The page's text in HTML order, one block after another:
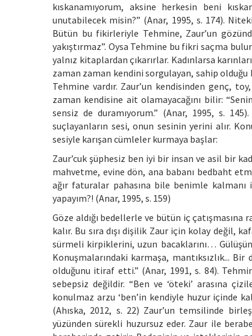
kıskanamıyorum, aksine herkesin beni
unutabilecek misin?” (Anar, 1995, s. 174).
Bütün bu fikirleriyle Tehmine, Zaur’un
yakıştırmaz”. Oysa Tehmine bu fikri saçma
yalnız kitaplardan çıkarırlar. Kadınlarsa
zaman zaman kendini sorgulayan, sahip
Tehmine vardır. Zaur’un kendisinden genç,
zaman kendisine ait olamayacağını bilir:
sensiz de duramıyorum.” (Anar, 1995, s.
suçlayanların sesi, onun sesinin yerini alır.
sesiyle karışan cümleler kurmaya başlar:
Zaur’cuk şüphesiz ben iyi bir insan ve asil bir
mahvetme, evine dön, ana babanı bedbaht
ağır faturalar pahasına bile benimle
yapayım?! (Anar, 1995, s. 159)
Göze aldığı bedellerle ve bütün iç
kalır. Bu sıra dışı dişilik Zaur için kolay değil,
sürmeli kirpiklerini, uzun bacaklarını…
Konuşmalarındaki karmaşa, mantıksızlık...
olduğunu itiraf etti.” (Anar, 1991, s. 84).
sebepsiz değildir. “Ben ve ‘öteki’ arasına
konulmaz arzu ‘ben’in kendiyle huzur içinde
(Ahıska, 2012, s. 22) Zaur’un temsilinde
yüzünden sürekli huzursuz eder. Zaur ile